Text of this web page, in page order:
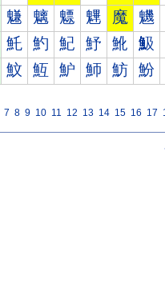
魐 魑 魒 魓 魔 魕
魠 魡 魢 魣 魤 魥
魰 魱 魲 魳 魴 魵
7 8 9 10 11 12 13 14 15 16 17